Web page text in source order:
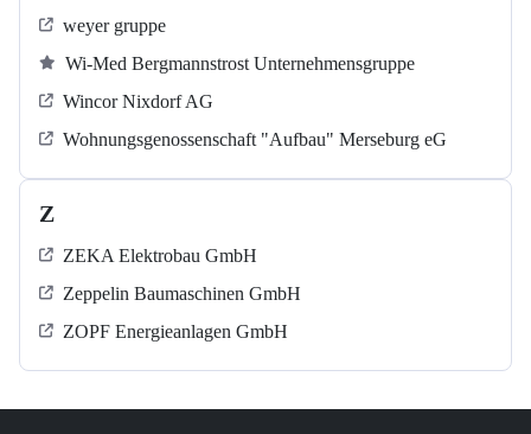
weyer gruppe
Wi-Med Bergmannstrost Unternehmensgruppe
Wincor Nixdorf AG
Wohnungsgenossenschaft "Aufbau" Merseburg eG
Z
ZEKA Elektrobau GmbH
Zeppelin Baumaschinen GmbH
ZOPF Energieanlagen GmbH